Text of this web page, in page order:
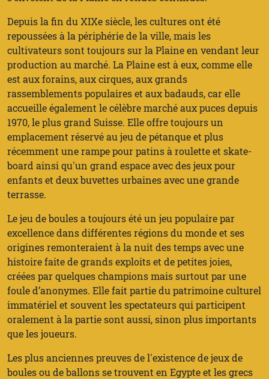
Depuis la fin du XIXe siècle, les cultures ont été
repoussées à la périphérie de la ville, mais les
cultivateurs sont toujours sur la Plaine en vendant leur
production au marché. La Plaine est à eux, comme elle
est aux forains, aux cirques, aux grands
rassemblements populaires et aux badauds, car elle
accueille également le célèbre marché aux puces depuis
1970, le plus grand Suisse. Elle offre toujours un
emplacement réservé au jeu de pétanque et plus
récemment une rampe pour patins à roulette et skate-
board ainsi qu'un grand espace avec des jeux pour
enfants et deux buvettes urbaines avec une grande
terrasse.
Le jeu de boules a toujours été un jeu populaire par
excellence dans différentes régions du monde et ses
origines remonteraient à la nuit des temps avec une
histoire faite de grands exploits et de petites joies,
créées par quelques champions mais surtout par une
foule d’anonymes. Elle fait partie du patrimoine culturel
immatériel et souvent les spectateurs qui participent
oralement à la partie sont aussi, sinon plus importants
que les joueurs.
Les plus anciennes preuves de l'existence de jeux de
boules ou de ballons se trouvent en Egypte et les grecs